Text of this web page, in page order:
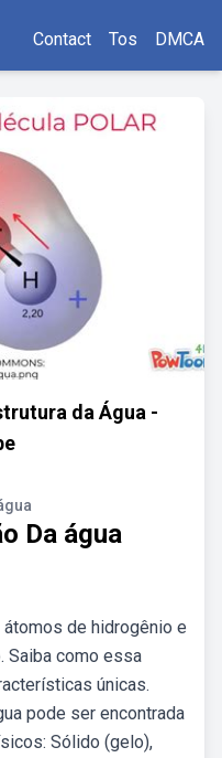
Contact Tos DMCA
da Água -
Da água
de hidrogênio e
Saiba como essa
únicas.
pode ser encontrada
Sólido (gelo),